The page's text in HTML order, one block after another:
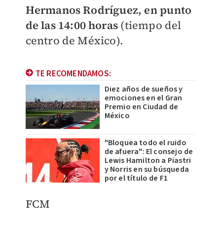
Hermanos Rodríguez, en punto
de las 14:00 horas (tiempo del
centro de México).
TE RECOMENDAMOS:
Diez años de sueños y
emociones en el Gran
Premio en Ciudad de
México
"Bloquea todo el ruido
de afuera": El consejo de
Lewis Hamilton a Piastri
y Norris en su búsqueda
por el título de F1
FCM